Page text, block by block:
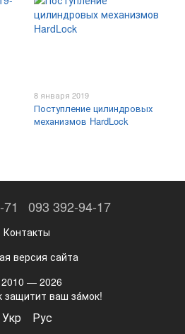
8 января 2019
Поступление цилиндровых
механизмов HardLock
093 392-94-17
Контакты
версия сайта
— 2026
защитит ваш за́мок!
Укр Рус